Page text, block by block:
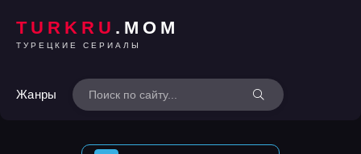
TURKRU .MOM
ТУРЕЦКИЕ СЕРИАЛЫ
Жанры